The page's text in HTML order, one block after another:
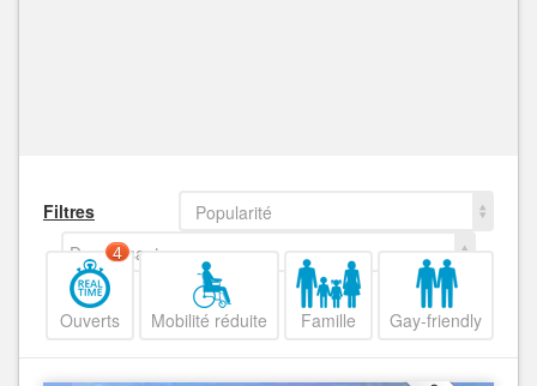
Filtres
Popularité
Decroissant
Ouverts
4
Mobilité réduite Famille Gay-friendly